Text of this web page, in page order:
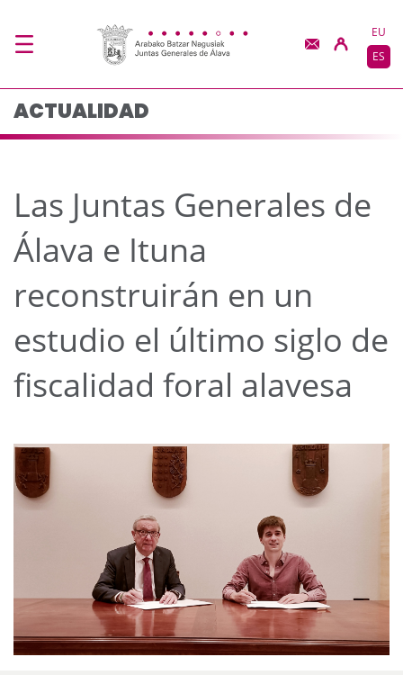
Las Juntas GeneralesEU
ES
ACTUALIDAD
Las Juntas Generales de
Álava e Ituna
reconstruirán en un
estudio el último siglo de
fiscalidad foral alavesa